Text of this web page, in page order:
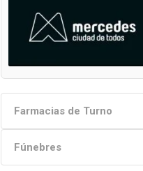
Farmacias de Turno
Fúnebres